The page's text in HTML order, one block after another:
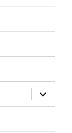
expande
el
menú